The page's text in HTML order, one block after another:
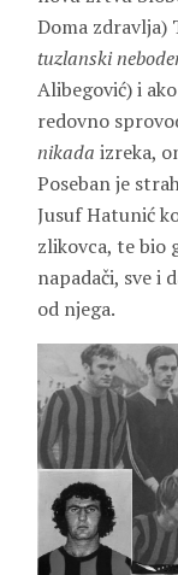
Doma zdravlja)
tuzlanski
Alibegović) i
redovno
nikada izreka,
Poseban je
Jusuf Hatunić
zlikovca, te bio
napadači, sve i
od njega.